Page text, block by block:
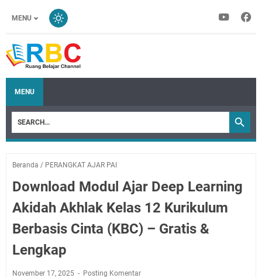
MENU
MENU
Beranda / PERANGKAT AJAR PAI
Download Modul Ajar Deep Learning
Akidah Akhlak Kelas 12 Kurikulum
Berbasis Cinta (KBC) – Gratis &
Lengkap
November 17, 2025 Posting Komentar